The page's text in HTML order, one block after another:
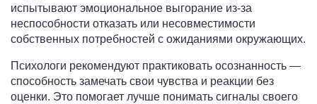
испытывают эмоциональное выгорание из-за
неспособности отказать или несовместимости
собственных потребностей с ожиданиями окружающих.
Психологи рекомендуют практиковать осознанность —
способность замечать свои чувства и реакции без
оценки. Это помогает лучше понимать сигналы своего